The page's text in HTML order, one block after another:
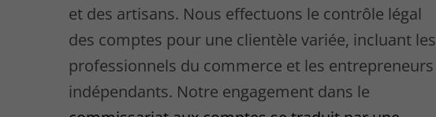
et des artisans. Nous effectuons le contrôle légal
des comptes pour une clientèle variée, incluant les
professionnels du commerce et les entrepreneurs
indépendants. Notre engagement dans le